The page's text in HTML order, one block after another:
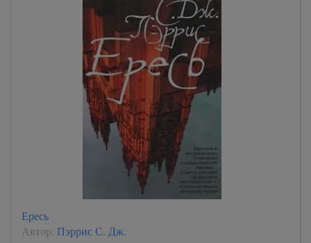
Ересь
Автор: Пэррис С. Дж.